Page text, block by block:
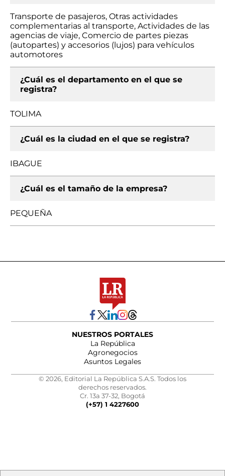
Transporte de pasajeros, Otras actividades
complementarias al transporte, Actividades de las
agencias de viaje, Comercio de partes piezas
(autopartes) y accesorios (lujos) para vehículos
automotores
¿Cuál es el departamento en el que se
registra?
TOLIMA
¿Cuál es la ciudad en el que se registra?
IBAGUE
¿Cuál es el tamaño de la empresa?
PEQUEÑA
NUESTROS PORTALES
La República
Agronegocios
Asuntos Legales
© 2026, Editorial La República S.A.S. Todos los
derechos reservados.
Cr. 13a 37-32, Bogotá
(+57) 1 4227600